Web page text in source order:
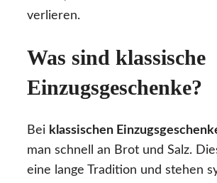
verlieren.
Was sind klassische
Einzugsgeschenke?
Bei klassischen
man schnell an Brot und Salz.
eine lange Tradition und stehen